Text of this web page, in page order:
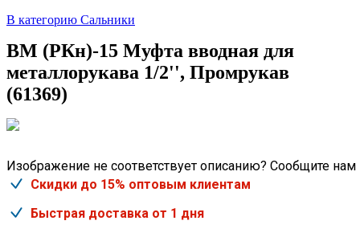
В категорию Сальники
ВМ (РКн)-15 Муфта вводная для
металлорукава 1/2'', Промрукав
(61369)
Изображение не соответствует описанию? Сообщите нам
Скидки до 15% оптовым клиентам
Быстрая доставка от 1 дня